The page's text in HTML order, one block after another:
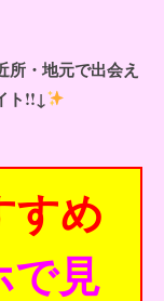
所・地元で出会え
ト!!↓
すめ
で見